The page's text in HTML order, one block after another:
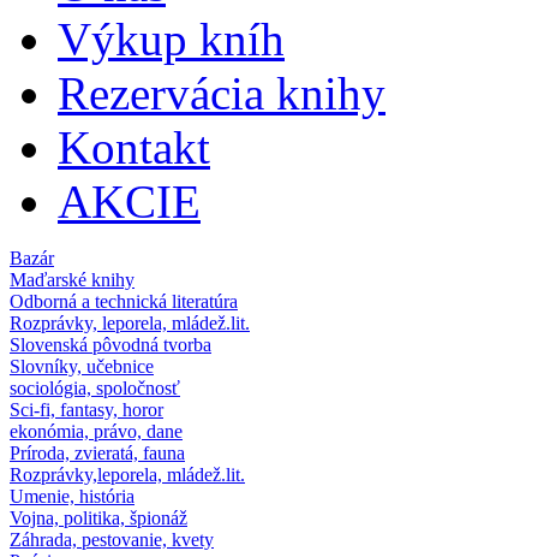
Výkup kníh
Rezervácia knihy
Kontakt
AKCIE
Bazár
Maďarské knihy
Odborná a technická literatúra
Rozprávky, leporela, mládež.lit.
Slovenská pôvodná tvorba
Slovníky, učebnice
sociológia, spoločnosť
Sci-fi, fantasy, horor
ekonómia, právo, dane
Príroda, zvieratá, fauna
Rozprávky,leporela, mládež.lit.
Umenie, história
Vojna, politika, špionáž
Záhrada, pestovanie, kvety